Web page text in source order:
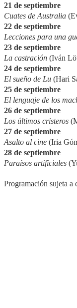
21 de septiembre
Cuates de Australia
22 de septiembre
Lecciones para una
23 de septiembre
La castración (Iván
24 de septiembre
El sueño de Lu (Hari
25 de septiembre
El lenguaje de los
26 de septiembre
Los últimos cristeros
27 de septiembre
Asalto al cine (Iria
28 de septiembre
Paraísos artificiales
Programación sujeta a